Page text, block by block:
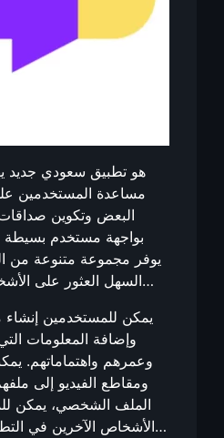
مساعدة المستخدمين
البعض وتكوين صداقات
بواجهة مستخدم بسيطة
يوفر مجموعة متنوعة من
السهل العثور على
يمكن للمستخدمين
وإضافة المعلومات
وعمرهم واهتماماتهم.
ومقاطع الفيديو إلى
الملف الشخصي، يمكن
الأشخاص الآخرين في